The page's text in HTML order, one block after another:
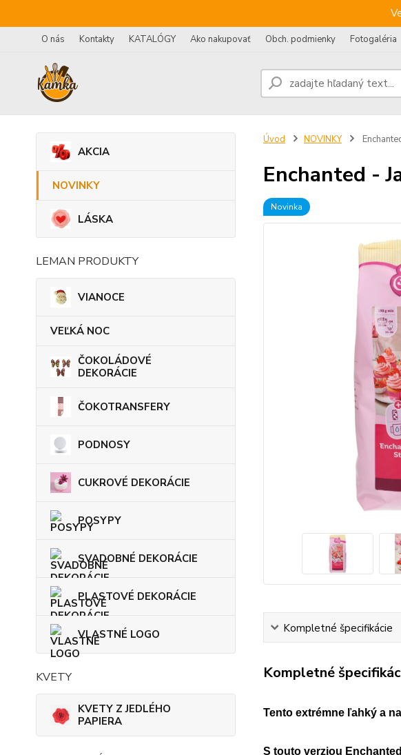
O nás Kontakty KATALÓGY Ako nakupovať Obch. podmienky Fotogaléria
AKCIA
NOVINKY
LÁSKA
LEMAN PRODUKTY
VIANOCE
VEĽKÁ NOC
ČOKOLÁDOVÉ
DEKORÁCIE
ČOKOTRANSFERY
PODNOSY
CUKROVÉ DEKORÁCIE
POSYPY
SVADOBNÉ DEKORÁCIE
PLASTOVÉ DEKORÁCIE
VLASTNÉ LOGO
KVETY
KVETY Z JEDLÉHO
PAPIERA
Úvod NOVINKY
Enchanted -
Novinka
Kompletné špecifikácie
Kompletné
Tento extrémne ľahký a
S touto verziou